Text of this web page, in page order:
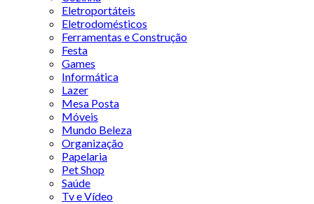
Eletroportáteis
Eletrodomésticos
Ferramentas e Construção
Festa
Games
Informática
Lazer
Mesa Posta
Móveis
Mundo Beleza
Organização
Papelaria
Pet Shop
Saúde
Tv e Vídeo